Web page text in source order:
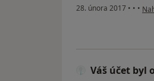
28. února 2017 • • •
Váš účet byl